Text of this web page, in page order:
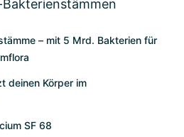
– mit 5 Mrd. Bakterien für
deinen Körper im
SF 68